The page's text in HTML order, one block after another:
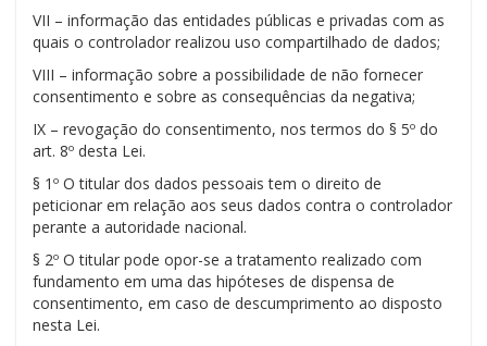
VII – informação das entidades públicas e privadas com as
quais o controlador realizou uso compartilhado de dados;
VIII – informação sobre a possibilidade de não fornecer
consentimento e sobre as consequências da negativa;
IX – revogação do consentimento, nos termos do § 5º do
art. 8º desta Lei.
§ 1º O titular dos dados pessoais tem o direito de
peticionar em relação aos seus dados contra o controlador
perante a autoridade nacional.
§ 2º O titular pode opor-se a tratamento realizado com
fundamento em uma das hipóteses de dispensa de
consentimento, em caso de descumprimento ao disposto
nesta Lei.